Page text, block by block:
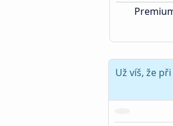
Už víš, že